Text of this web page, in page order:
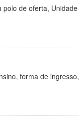
polo de oferta, Unidade
forma de ingresso,